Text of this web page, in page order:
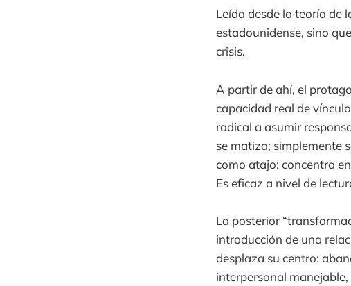
Leída desde la teoría de
estadounidense, sino
crisis.
A partir de ahí, el
capacidad real de
radical a asumir
se matiza; simplemente
como atajo: concentra
Es eficaz a nivel de
La posterior
introducción de una
desplaza su centro:
interpersonal